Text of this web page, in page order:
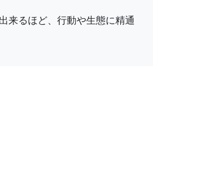
来るほど、行動や生態に精通